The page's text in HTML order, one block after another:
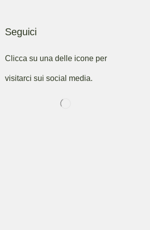
Seguici
Clicca su una delle icone per
visitarci sui social media.